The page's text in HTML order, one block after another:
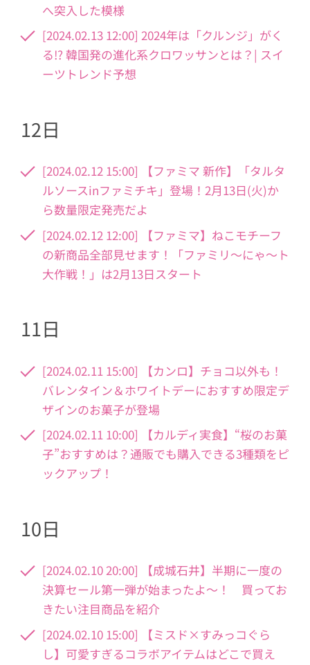
へ突入した模様
[2024.02.13 12:00] 2024年は「クルンジ」がく
る!? 韓国発の進化系クロワッサンとは？| スイ
ーツトレンド予想
12日
[2024.02.12 15:00] 【ファミマ 新作】「タルタ
ルソースinファミチキ」登場！2月13日(火)か
ら数量限定発売だよ
[2024.02.12 12:00] 【ファミマ】ねこモチーフ
の新商品全部見せます！「ファミリ～にゃ～ト
大作戦！」は2月13日スタート
11日
[2024.02.11 15:00] 【カンロ】チョコ以外も！
バレンタイン＆ホワイトデーにおすすめ限定デ
ザインのお菓子が登場
[2024.02.11 10:00] 【カルディ実食】“桜のお菓
子”おすすめは？通販でも購入できる3種類をピ
ックアップ！
10日
[2024.02.10 20:00] 【成城石井】半期に一度の
決算セール第一弾が始まったよ〜！ 買ってお
きたい注目商品を紹介
[2024.02.10 15:00] 【ミスド×すみっコぐら
し】可愛すぎるコラボアイテムはどこで買え